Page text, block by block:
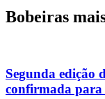
Bobeiras
Segunda edição
confirmada para